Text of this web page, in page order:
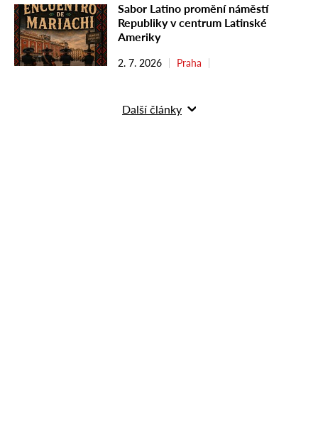
Sabor Latino promění náměstí
Republiky v centrum Latinské
Ameriky
2. 7. 2026 Praha
Další články